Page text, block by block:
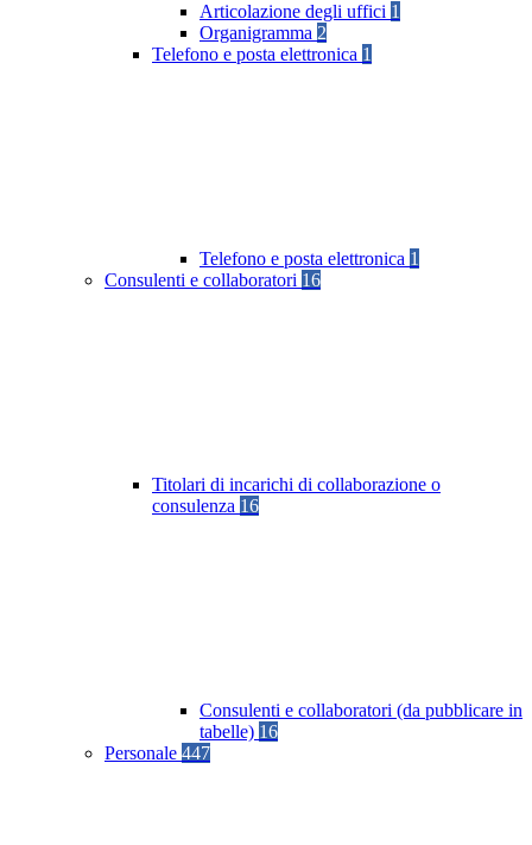
Articolazione degli uffici 1
Organigramma 2
Telefono e posta elettronica 1
Telefono e posta elettronica 1
Consulenti e collaboratori 16
Titolari di incarichi di collaborazione o
consulenza 16
Consulenti e collaboratori (da pubblicare in
tabelle) 16
Personale 447